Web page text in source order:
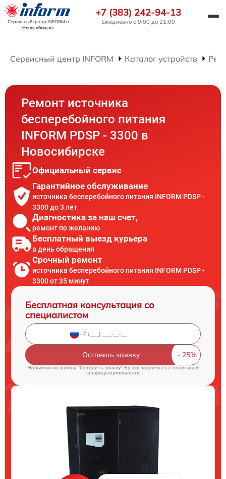
Сервисный центр INFORM в
Новосибирске
+7 (383) 242-94-13
Ежедневно с 9:00 до 21:00
Сервисный центр INFORM Каталог устройств
Ремонт источника
бесперебойного питания
INFORM PDSP - 3300 в
Новосибирске
Официальный сервис
Гарантийное обслуживание
источника бесперебойного питания INFORM PDSP -
3300 до 3 лет
Диагностика за наш счет,
ремонт по желанию
Бесплатный выезд курьера
в день обращения
Срочный ремонт
источника бесперебойного питания INFORM PDSP -
3300 от 35 минут
Бесплатная консультация со
специалистом
Оставить заявку
Нажимая на кнопку "Оставить заявку" Вы соглашаетесь cполитикой
конфиденциальности